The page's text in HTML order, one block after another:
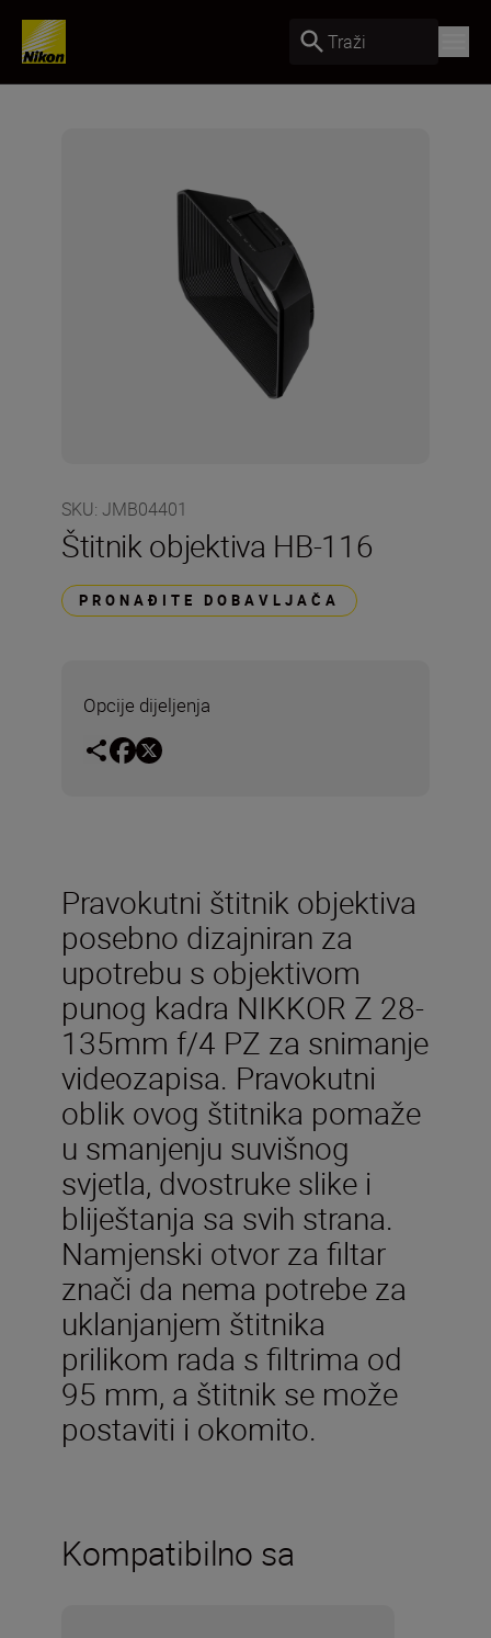
Traži
SKU: JMB04401
Štitnik objektiva HB-116
PRONAĐITE DOBAVLJAČA
Opcije dijeljenja
Pravokutni štitnik objektiva
posebno dizajniran za
upotrebu s objektivom
punog kadra NIKKOR Z 28-
135mm f/4 PZ za snimanje
videozapisa. Pravokutni
oblik ovog štitnika pomaže
u smanjenju suvišnog
svjetla, dvostruke slike i
bliještanja sa svih strana.
Namjenski otvor za filtar
znači da nema potrebe za
uklanjanjem štitnika
prilikom rada s filtrima od
95 mm, a štitnik se može
postaviti i okomito.
Kompatibilno sa